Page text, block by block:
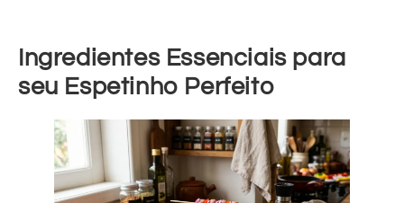
Ingredientes Essenciais para
seu Espetinho Perfeito